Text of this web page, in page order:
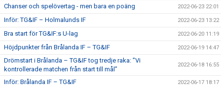
Chanser och spelövertag - men bara en poäng 2022-06-23 22:01
Inför: TG&IF – Holmalunds IF 2022-06-23 13:22
Bra start för TG&IF:s U-lag 2022-06-20 11:19
Höjdpunkter från Brålanda IF – TG&IF 2022-06-19 14:47
Drömstart i Brålanda – TG&IF tog tredje raka: ”Vi
kontrollerade matchen från start till mål”
2022-06-18 16:55
Inför: Brålanda IF – TG&IF 2022-06-17 18:17